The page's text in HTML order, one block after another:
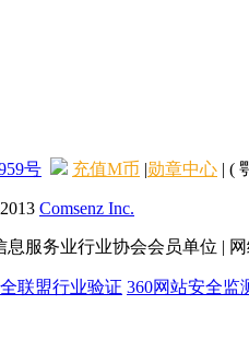
号 充值M币 |勋章中心 | (
Comsenz Inc.
服务业行业协会会员单位 |
联盟行业验证 360网站安全监